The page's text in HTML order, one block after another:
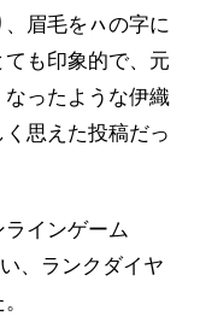
眉毛をㇵの字に
も印象的で、元
ったような伊織
思えた投稿だっ
インゲーム
、ランクダイヤ